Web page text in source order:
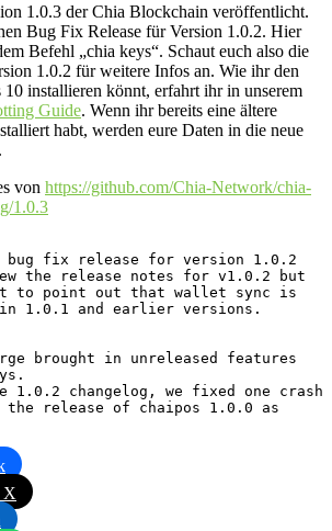
1.0.3 der Chia Blockchain veröffentlicht.
Bug Fix Release für Version 1.0.2. Hier
Befehl „chia keys“. Schaut euch also die
1.0.2 für weitere Infos an. Wie ihr den
installieren könnt, erfahrt ihr in unserem
Guide. Wenn ihr bereits eine ältere
habt, werden eure Daten in die neue
von https://github.com/Chia-Network/chia-
1.0.3
fix release for version 1.0.2
the release notes for v1.0.2 but
to point out that wallet sync is
1.0.1 and earlier versions.
brought in unreleased features
1.0.2 changelog, we fixed one crash
release of chaipos 1.0.0 as
X